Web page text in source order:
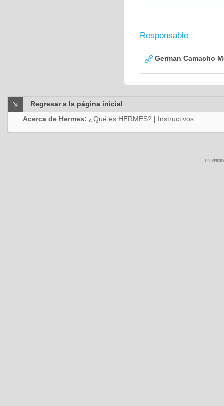
Responsable
German Camacho
Regresar a la página inicial
Acerca de Hermes: ¿Qué es HERMES? | Instructivos